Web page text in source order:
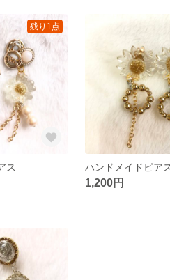
残り1点
ス ハンドメイドピア
1,200円